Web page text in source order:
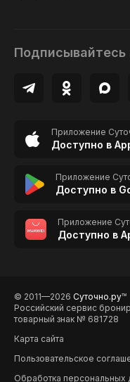
Подписывайтесь
Приложение
Доступно в
Приложение
Доступно в
Приложение
Доступно в
© 2011—2026 Суточно.руTM
Российский сервис
товарный знак № 681728
Карта сайта
Пользовательское
Обработка персональных